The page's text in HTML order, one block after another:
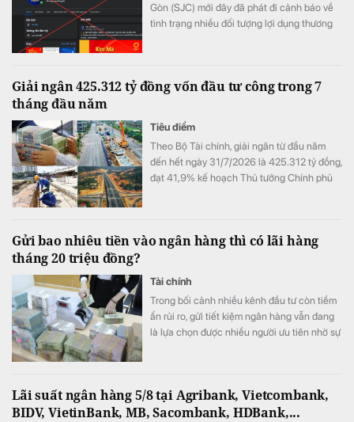
Gòn (SJC) mới đây đã phát đi cảnh báo về
tình trạng nhiều đối tượng lợi dụng thương
Giải ngân 425.312 tỷ đồng vốn đầu tư công trong 7
tháng đầu năm
Tiêu điểm
Theo Bộ Tài chính, giải ngân từ đầu năm
đến hết ngày 31/7/2026 là 425.312 tỷ đồng,
đạt 41,9% kế hoạch Thủ tướng Chính phủ
Gửi bao nhiêu tiền vào ngân hàng thì có lãi hàng
tháng 20 triệu đồng?
Tài chính
Trong bối cảnh nhiều kênh đầu tư còn tiềm
ẩn rủi ro, gửi tiết kiệm ngân hàng vẫn đang
là lựa chọn được nhiều người ưu tiên nhờ sự
Lãi suất ngân hàng 5/8 tại Agribank, Vietcombank,
BIDV, VietinBank, MB, Sacombank, HDBank,...